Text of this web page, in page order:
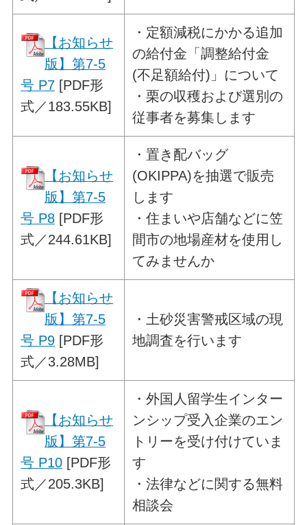
【お知らせ
版】第7-5
号 P7 [PDF形
式／183.55KB]
・ 定額減税にかかる追加
の給付金 「調整給付金
(不足額給付)」について
・栗の収穫および選別の
従事者を募集します
【お知らせ
版】第7-5
号 P8 [PDF形
式／244.61KB]
・置き配バッグ
(OKIPPA)を抽選で販売
します
・住まいや店舗などに笠
間市の地場産材を使用し
てみませんか
【お知らせ
版】第7-5
号 P9 [PDF形
式／3.28MB]
・ 土砂災害警戒区域の現
地調査を行います
【お知らせ
版】第7-5
号 P10 [PDF形
式／205.3KB]
・外国人留学生インター
ンシップ受入企業のエン
トリーを受け付けていま
す
・法律などに関する無料
相談会